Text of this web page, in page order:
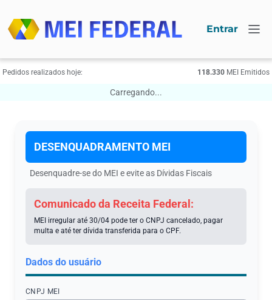
Entrar
Pedidos realizados hoje: 118.330МЕI Emitidos
Carregando...
DESENQUADRAMENTO МЕI
Desenquadre-se do МЕI e evite as Dívidas Fiscais
Comunicado da Receita Federal:
MEI irregular até 30/04 pode ter o CNPJ cancelado, pagar
multa e até ter dívida transferida para o CPF.
Dados do usuário
CNPJ МЕI